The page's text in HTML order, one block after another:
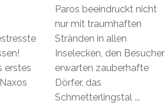
erstes
Paros beeindruckt nicht
nur mit traumhaften
Stränden in allen
Inselecken, den Besucher
erwarten zauberhafte
Dörfer, das
Schmetterlingstal ...